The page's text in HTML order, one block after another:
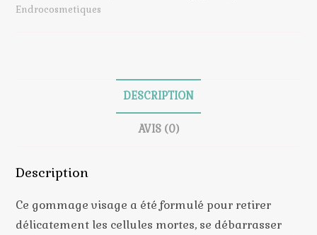
Aloe
Endrocosmetiques
DESCRIPTION
AVIS (0)
Description
Ce gommage visage a été formulé pour retirer
délicatement les cellules mortes, se débarrasser